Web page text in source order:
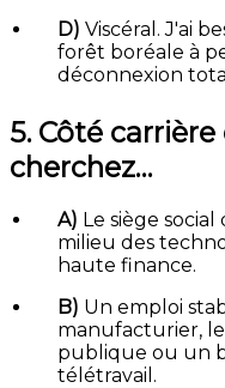
D) Viscéral. J'ai
forêt boréale à
déconnexion
5. Côté
cherchez…
A) Le siège
milieu des
haute finance.
B) Un emploi
manufacturier,
publique ou un
télétravail.